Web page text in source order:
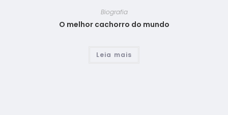
Biografia
O melhor cachorro do mundo
Leia mais